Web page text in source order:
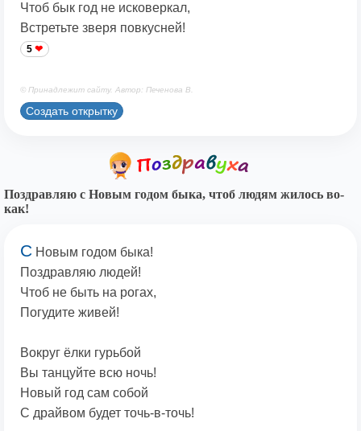
Чтоб бык год не исковеркал,
Встретьте зверя повкусней!
5
© Принадлежит сайту. Автор: Печенова В.
Создать открытку
Поздравляю с Новым годом быка, чтоб людям жилось во-
как!
С Новым годом быка!
Поздравляю людей!
Чтоб не быть на рогах,
Погудите живей!
Вокруг ёлки гурьбой
Вы танцуйте всю ночь!
Новый год сам собой
С драйвом будет точь-в-точь!